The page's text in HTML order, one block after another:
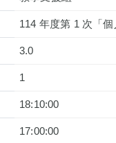
114 年度第 1 次「
3.0
1
18:10:00
17:00:00